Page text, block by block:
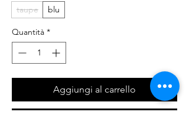
taupe
blu
Quantità *
Aggiungi al carrello